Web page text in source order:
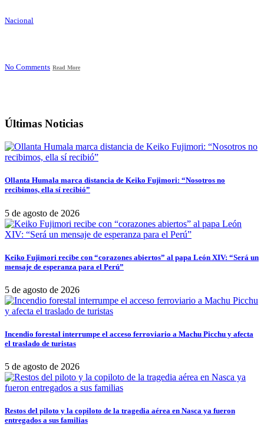
Nacional
No Comments Read More
Últimas Noticias
Ollanta Humala marca distancia de Keiko Fujimori: “Nosotros no
recibimos, ella sí recibió”
5 de agosto de 2026
Keiko Fujimori recibe con “corazones abiertos” al papa León XIV: “Será un
mensaje de esperanza para el Perú”
5 de agosto de 2026
Incendio forestal interrumpe el acceso ferroviario a Machu Picchu y afecta
el traslado de turistas
5 de agosto de 2026
Restos del piloto y la copiloto de la tragedia aérea en Nasca ya fueron
entregados a sus familias